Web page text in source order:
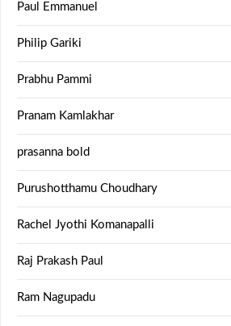
Paul Emmanuel
Philip Gariki
Prabhu Pammi
Pranam Kamlakhar
prasanna bold
Purushotthamu Choudhary
Rachel Jyothi Komanapalli
Raj Prakash Paul
Ram Nagupadu